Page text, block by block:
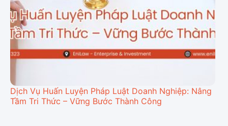
Dịch Vụ Huấn Luyện Pháp Luật Doanh Nghiệp: Nâng
Tầm Tri Thức – Vững Bước Thành Công